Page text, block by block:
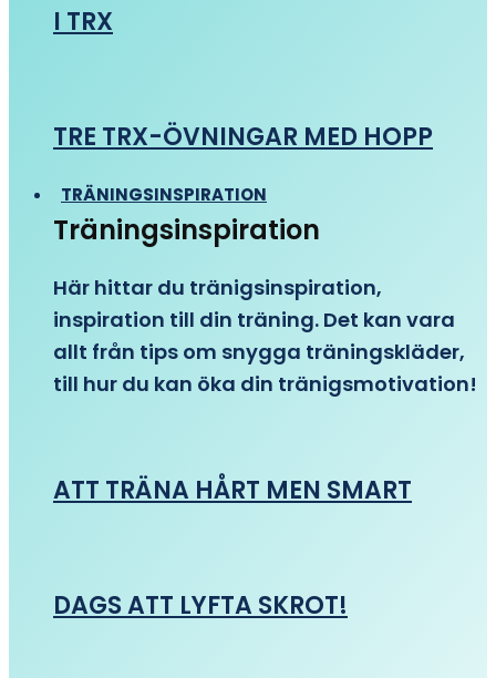
I TRX
TRE TRX-ÖVNINGAR MED HOPP
TRÄNINGSINSPIRATION
Träningsinspiration
Här hittar du tränigsinspiration,
inspiration till din träning. Det kan vara
allt från tips om snygga träningskläder,
till hur du kan öka din tränigsmotivation!
ATT TRÄNA HÅRT MEN SMART
DAGS ATT LYFTA SKROT!